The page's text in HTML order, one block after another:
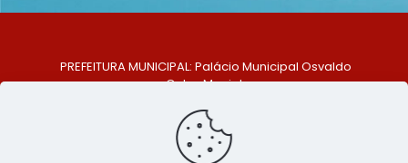
PREFEITURA MUNICIPAL: Palácio Municipal Osvaldo
Celso Maciel
Centro, São Bento do Una - PE. CEP: 553370-128
TELEFONE: (81) 99548-1569
E-MAIL: ouvidoria@saobentodouna.pe.gov.br